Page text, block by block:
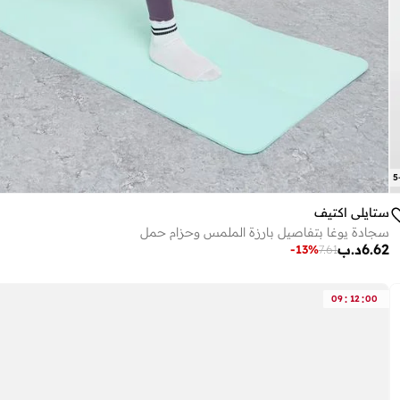
5
ستايلي اكتيف
سجادة يوغا بتفاصيل بارزة الملمس وحزام حمل
د.ب6.62
7.61
-13%
09: 12 :00